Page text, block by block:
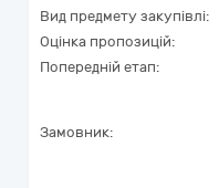
Вид предмету закупівлі:
Оцінка пропозицій:
Попередній етап:
Замовник: